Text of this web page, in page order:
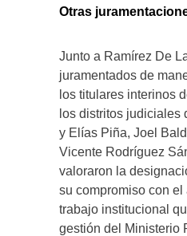
Otras
Junto a Ramírez De
juramentados de
los titulares interinos
los distritos judiciales
y Elías Piña, Joel
Vicente Rodríguez
valoraron la
su compromiso con
trabajo institucional
gestión del Ministerio